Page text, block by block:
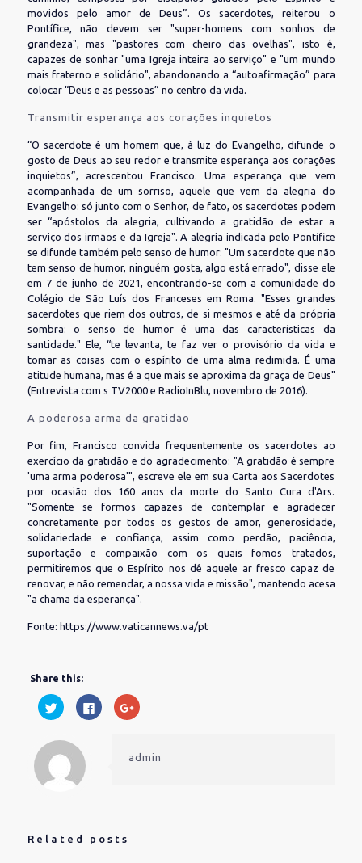
movidos pelo amor de Deus”. Os sacerdotes, reiterou o
Pontífice, não devem ser "super-homens com sonhos de
grandeza", mas "pastores com cheiro das ovelhas", isto é,
capazes de sonhar "uma Igreja inteira ao serviço" e "um mundo
mais fraterno e solidário", abandonando a “autoafirmação” para
colocar “Deus e as pessoas” no centro da vida.
Transmitir esperança aos corações inquietos
“O sacerdote é um homem que, à luz do Evangelho, difunde o
gosto de Deus ao seu redor e transmite esperança aos corações
inquietos”, acrescentou Francisco. Uma esperança que vem
acompanhada de um sorriso, aquele que vem da alegria do
Evangelho: só junto com o Senhor, de fato, os sacerdotes podem
ser “apóstolos da alegria, cultivando a gratidão de estar a
serviço dos irmãos e da Igreja". A alegria indicada pelo Pontífice
se difunde também pelo senso de humor: "Um sacerdote que não
tem senso de humor, ninguém gosta, algo está errado", disse ele
em 7 de junho de 2021, encontrando-se com a comunidade do
Colégio de São Luís dos Franceses em Roma. "Esses grandes
sacerdotes que riem dos outros, de si mesmos e até da própria
sombra: o senso de humor é uma das características da
santidade." Ele, “te levanta, te faz ver o provisório da vida e
tomar as coisas com o espírito de uma alma redimida. É uma
atitude humana, mas é a que mais se aproxima da graça de Deus"
(Entrevista com s TV2000 e RadioInBlu, novembro de 2016).
A poderosa arma da gratidão
Por fim, Francisco convida frequentemente os sacerdotes ao
exercício da gratidão e do agradecimento: "A gratidão é sempre
'uma arma poderosa'", escreve ele em sua Carta aos Sacerdotes
por ocasião dos 160 anos da morte do Santo Cura d'Ars.
"Somente se formos capazes de contemplar e agradecer
concretamente por todos os gestos de amor, generosidade,
solidariedade e confiança, assim como perdão, paciência,
suportação e compaixão com os quais fomos tratados,
permitiremos que o Espírito nos dê aquele ar fresco capaz de
renovar, e não remendar, a nossa vida e missão", mantendo acesa
"a chama da esperança".
Fonte: https://www.vaticannews.va/pt
Share this:
Clique
para
compartilhar
Twitter(abre
em
nova
janela)
Clique
para
compartilhar
Compartilhe
no
nova
janela)
admin
Related posts